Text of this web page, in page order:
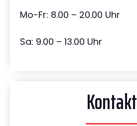
Mo-Fr: 8.00 – 20.00 Uhr
Sa: 9.00 – 13.00 Uhr
Kontakt